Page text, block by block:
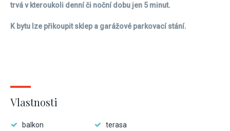
trvá v kteroukoli denní či noční dobu jen 5 minut.
K bytu lze přikoupit sklep a garážové parkovací stání.
Vlastnosti
balkon
terasa